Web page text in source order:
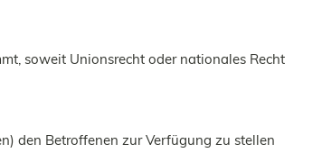
soweit Unionsrecht oder nationales Recht
den Betroffenen zur Verfügung zu stellen